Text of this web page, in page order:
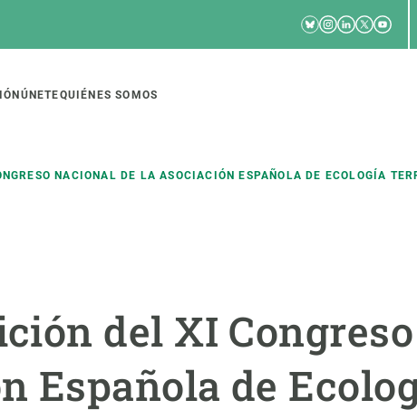
RRSS
Bluesky
Instagram
Linkedin
TwitterYoutube
ÚNETEQUIÉNES SOMOS
NACIONAL DE LA ASOCIACIÓN ESPAÑOLA DE ECOLOGÍA
del XI
Española de
Biodiversidad
Funcionamento de ecosistemas
Observación de la Tierra
Soluciones
Innovación
Política y gestión